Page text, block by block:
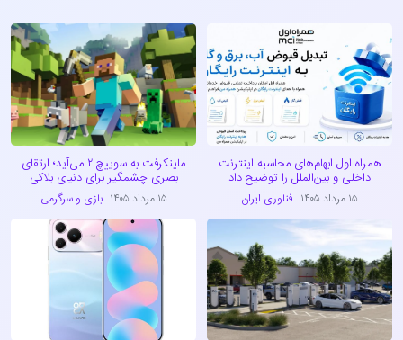
همراه اول ابهام‌های محاسبه اینترنت
داخلی و بین‌الملل را توضیح داد
۱۵ مرداد ۱۴۰۵ فناوری ایران
ماینکرفت به سوییچ ۲ می‌آید؛ ارتقای
بصری چشمگیر برای دنیای بلاکی
۱۵ مرداد ۱۴۰۵ بازی و سرگرمی